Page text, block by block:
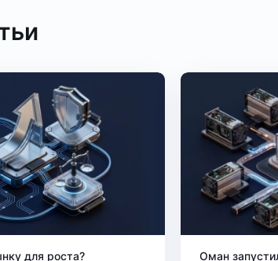
для роста?
Оман